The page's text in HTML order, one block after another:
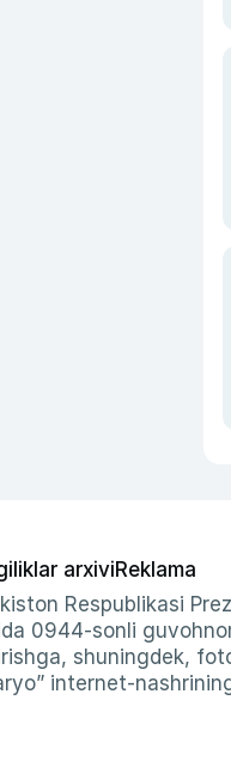
arxiviReklama
Respublikasi
0944-sonli
shuningdek,
internet-